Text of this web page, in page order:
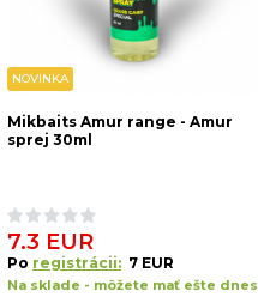
NOVINKA
Mikbaits Amur range - Amur
sprej 30ml
7.3 EUR
Po registrácii: 7 EUR
Na sklade - môžete mať ešte dnes